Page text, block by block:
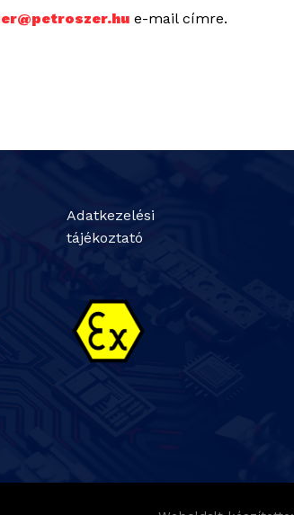
e-mail címre.
Adatkezelési
tájékoztató